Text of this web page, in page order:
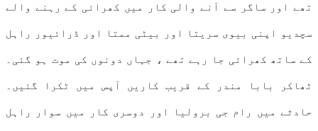
تھے اور ساگر سے آنے والی کار میں کھرائی کے رہنے والے
سچدیو اپنی بیوی سریتا اور بیٹی ممتا اور ڈرائیور راہل
کے ساتھ کھرائی جا رہے تھے ، جہاں دونوں کی موت ہو گئی۔
ٹھاکر بابا مندر کے قریب کاریں آپس میں ٹکرا گئیں۔
حادثے میں رام جی برولیا اور دوسری کار میں سوار راہل